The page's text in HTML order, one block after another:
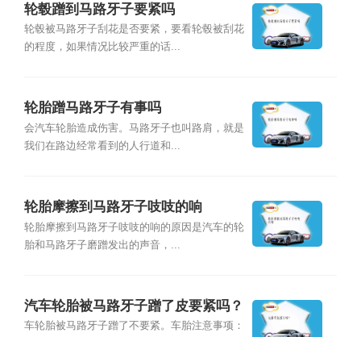
轮毂蹭到马路牙子要紧吗
轮毂被马路牙子刮花是否要紧，要看轮毂被刮花
的程度，如果情况比较严重的话...
轮胎蹭马路牙子有事吗
会汽车轮胎造成伤害。马路牙子也叫路肩，就是
我们在路边经常看到的人行道和...
轮胎摩擦到马路牙子吱吱的响
轮胎摩擦到马路牙子吱吱的响的原因是汽车的轮
胎和马路牙子磨蹭发出的声音，...
汽车轮胎被马路牙子蹭了皮要紧吗？
车轮胎被马路牙子蹭了不要紧。车胎注意事项：